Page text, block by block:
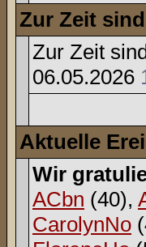
Zur Zeit
Zur Zeit
06.05.2026
Aktuelle
Wir
ACbn (40),
CarolynNo